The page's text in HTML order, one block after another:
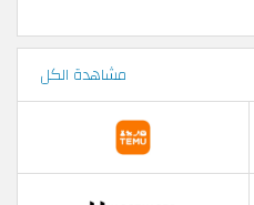
مشاهدة الكل